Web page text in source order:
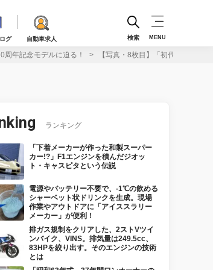
グ 自動車求人 検索 MENU
周年記念モデルに迫る！ 【写真・8枚目】「初代デザイン
ランキング
「下着メーカーが作った和製スーパー
カー!?」F1エンジンを積んだジオッ
ト・キャスピタという伝説
電源やバッテリー不要で、-1℃の飲める
シャーベット状ドリンクを生成。現場
作業やアウトドアに「アイススラリー
メーカー」が便利！
排ガス規制をクリアした、2ストVツイ
ンバイク、VINS。排気量は249.5cc、
83HPを絞り出す。そのエンジンの技術
とは